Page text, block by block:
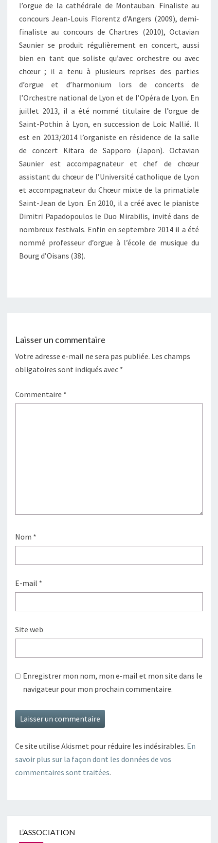
l’orgue de la cathédrale de Montauban. Finaliste au
concours Jean-Louis Florentz d’Angers (2009), demi-
finaliste au concours de Chartres (2010), Octavian
Saunier se produit régulièrement en concert, aussi
bien en tant que soliste qu’avec orchestre ou avec
chœur ; il a tenu à plusieurs reprises des parties
d’orgue et d’harmonium lors de concerts de
l’Orchestre national de Lyon et de l’Opéra de Lyon. En
juillet 2013, il a été nommé titulaire de l’orgue de
Saint-Pothin à Lyon, en succession de Loic Mallié. Il
est en 2013/2014 l’organiste en résidence de la salle
de concert Kitara de Sapporo (Japon). Octavian
Saunier est accompagnateur et chef de chœur
assistant du chœur de l’Université catholique de Lyon
et accompagnateur du Chœur mixte de la primatiale
Saint-Jean de Lyon. En 2010, il a créé avec le pianiste
Dimitri Papadopoulos le Duo Mirabilis, invité dans de
nombreux festivals. Enfin en septembre 2014 il a été
nommé professeur d’orgue à l’école de musique du
Bourg d’Oisans (38).
Laisser un commentaire
Votre adresse e-mail ne sera pas publiée. Les champs
obligatoires sont indiqués avec *
Commentaire *
Nom *
E-mail *
Site web
Enregistrer mon nom, mon e-mail et mon site dans le
navigateur pour mon prochain commentaire.
Ce site utilise Akismet pour réduire les indésirables. En
savoir plus sur la façon dont les données de vos
commentaires sont traitées.
L’ASSOCIATION